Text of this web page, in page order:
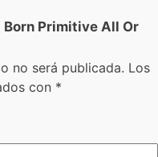
Born Primitive All Or
no será publicada. Los
con *